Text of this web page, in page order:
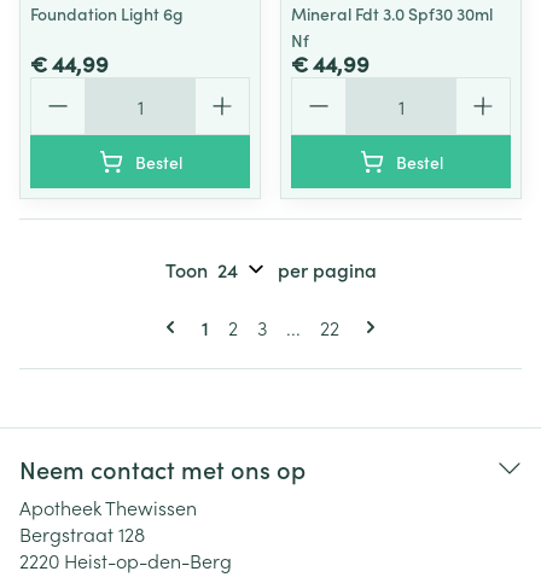
Foundation Light 6g
€ 44,99
Bestel
Mineral Fdt 3.0 Spf30 30ml
Nf
€ 44,99
Bestel
Pagina's
U lees momenteel pagina
1 Pagina
2 Pagina
3 ... Pagina
22
Toon per pagina
Neem contact met ons op
Apotheek Thewissen
Bergstraat 128
2220 Heist-op-den-Berg